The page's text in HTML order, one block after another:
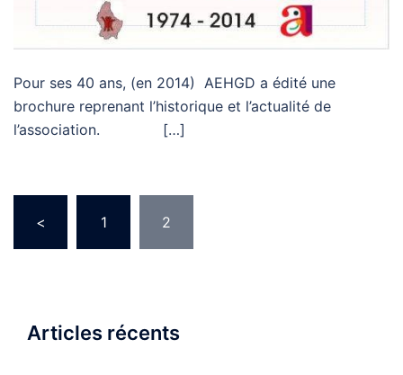
Pour ses 40 ans, (en 2014) AEHGD a édité une
brochure reprenant l’historique et l’actualité de
l’association. […]
des
publications
< 1 2
Articles récents